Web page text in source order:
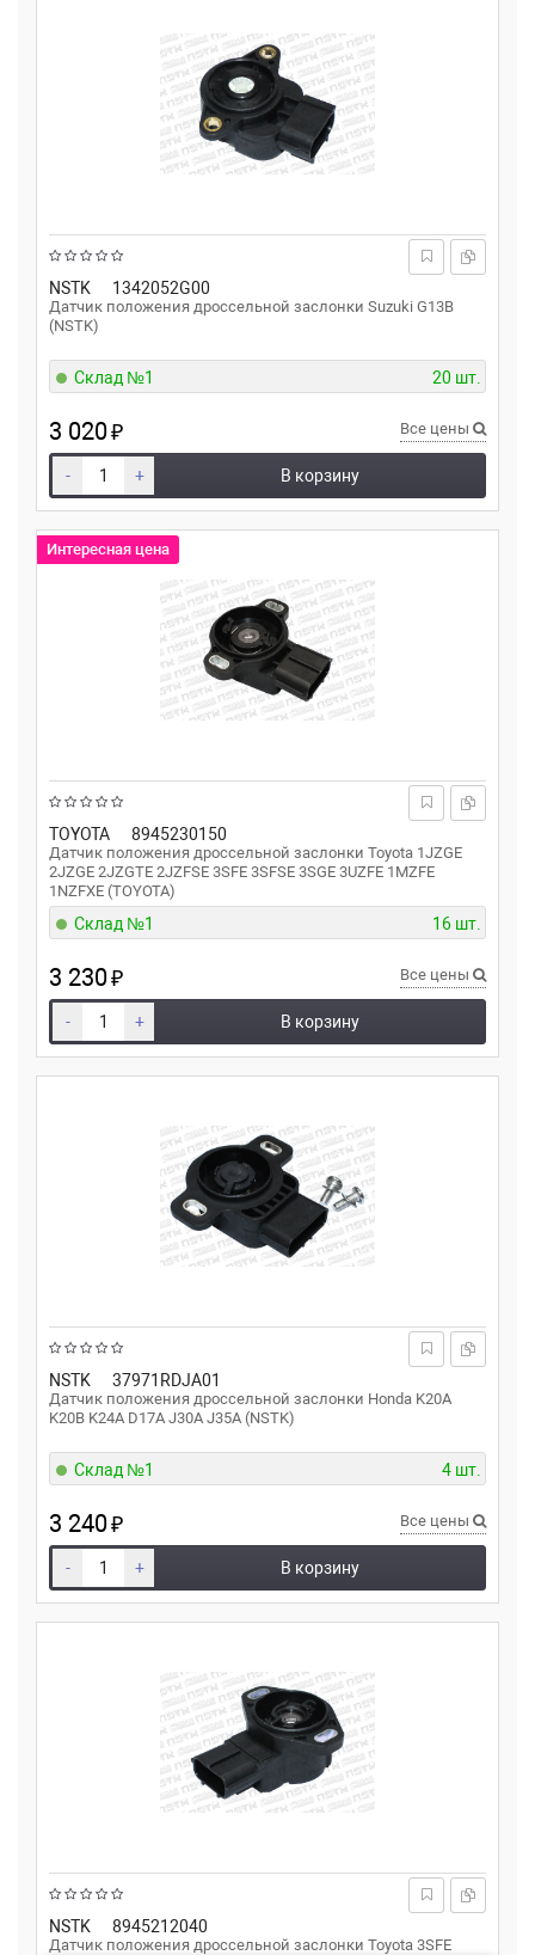
NSTK 1342052G00
Датчик положения дроссельной заслонки Suzuki G13B
(NSTK)
Склад №1 20 шт.
3 020₽ Все цены
- + В корзину
TOYOTA 8945230150
Датчик положения дроссельной заслонки Toyota 1JZGE
2JZGE 2JZGTE 2JZFSE 3SFE 3SFSE 3SGE 3UZFE 1MZFE
1NZFXE (TOYOTA)
Интересная цена
Склад №1 16 шт.
3 230₽ Все цены
- + В корзину
NSTK 37971RDJA01
Датчик положения дроссельной заслонки Honda K20A
K20B K24A D17A J30A J35A (NSTK)
Склад №1 4 шт.
3 240₽ Все цены
- + В корзину
NSTK 8945212040
Датчик положения дроссельной заслонки Toyota 3SFE